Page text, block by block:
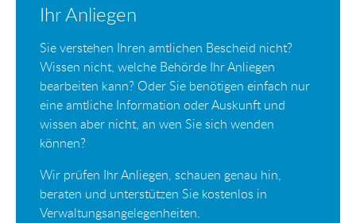
Ihr Anliegen
Sie verstehen Ihren amtlichen Bescheid nicht?
Wissen nicht, welche Behörde Ihr Anliegen
bearbeiten kann? Oder Sie benötigen einfach nur
eine amtliche Information oder Auskunft und
wissen aber nicht, an wen Sie sich wenden
können?
Wir prüfen Ihr Anliegen, schauen genau hin,
beraten und unterstützen Sie kostenlos in
Verwaltungsangelegenheiten.